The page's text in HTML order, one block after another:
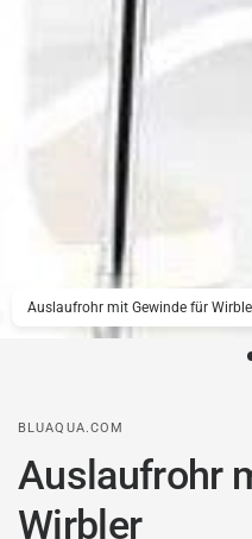
Auslaufrohr mit Gewinde für
BLUAQUA.COM
Auslaufrohr
Wirbler